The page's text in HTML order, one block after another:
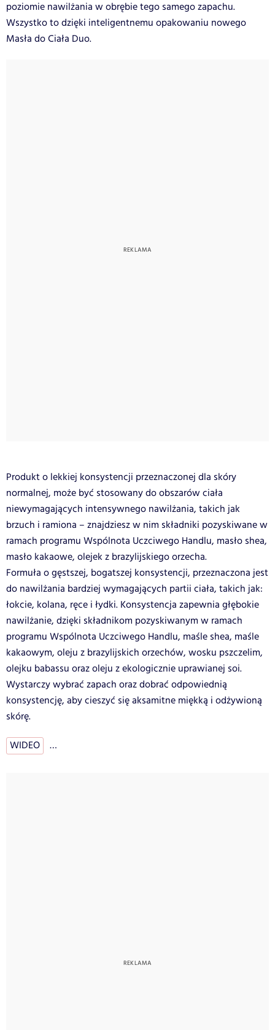
poziomie nawilżania w obrębie tego samego zapachu.
Wszystko to dzięki inteligentnemu opakowaniu nowego
Masła do Ciała Duo.
Produkt o lekkiej konsystencji przeznaczonej dla skóry
normalnej, może być stosowany do obszarów ciała
niewymagających intensywnego nawilżania, takich jak
brzuch i ramiona – znajdziesz w nim składniki pozyskiwane w
ramach programu Wspólnota Uczciwego Handlu, masło shea,
masło kakaowe, olejek z brazylijskiego orzecha.
Formuła o gęstszej, bogatszej konsystencji, przeznaczona jest
do nawilżania bardziej wymagających partii ciała, takich jak:
łokcie, kolana, ręce i łydki. Konsystencja zapewnia głębokie
nawilżanie, dzięki składnikom pozyskiwanym w ramach
programu Wspólnota Uczciwego Handlu, maśle shea, maśle
kakaowym, oleju z brazylijskich orzechów, wosku pszczelim,
olejku babassu oraz oleju z ekologicznie uprawianej soi.
Wystarczy wybrać zapach oraz dobrać odpowiednią
konsystencję, aby cieszyć się aksamitne miękką i odżywioną
skórę.
WIDEO …